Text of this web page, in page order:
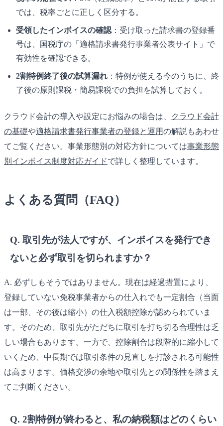
では、税率ごとに正しく区分する。
受領したインボイスの確認 ：受け取った請求書の登録番
号は、国税庁の「適格請求書発行事業者公表サイト」で
有効性を確認できる。
2割特例終了後の試算漏れ ：特例が使える今のうちに、終
了後の原則課税・簡易課税での負担を試算しておく。
クラウド会計の導入や設定にお悩みの場合は、
クラウド会計
の基礎や適格請求書発行事業者の登録と運用の解説もあわせ
てご覧ください。事業形態別の対応方針については事業形態
別インボイス制度対応ガイドで詳しく整理しています。
よくある質問（FAQ）
Q. 取引先が法人ですが、インボイスを発行でき
ないと必ず取引を切られますか？
A. 必ずしもそうではありません。現在は経過措置により、
登録していない免税事業者からの仕入れでも一定割合（当面
は一部、その後は縮小）の仕入税額控除が認められていま
す。そのため、取引先がただちに取引を打ち切る合理性は乏
しい場合もあります。一方で、控除割合は段階的に縮小して
いくため、中長期では取引条件の見直しを打診される可能性
は高まります。価格交渉の余地や取引先との関係性を踏まえ
てご判断ください。
Q. 2割特例が終わると、私の納税額はどのくらい